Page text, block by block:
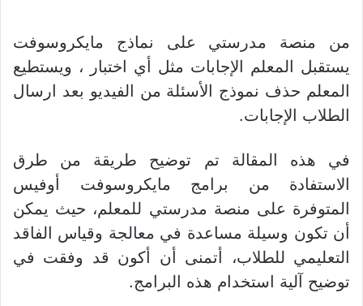
من منصة مدرستي على نماذج مايكروسوفت
يستقبل المعلم الإجابات مثل أي اختبار ، ويستطيع
المعلم حذف نموذج الأسئلة من الفيديو بعد ارسال
الطلاب الإجابات.
في هذه المقالة تم توضيح طريقة من طرق
الاستفادة من برامج مايكروسوفت أوفيس
المتوفرة على منصة مدرستي للمعلم، حيث يمكن
أن تكون وسيلة مساعدة في معالجة وقياس الفاقد
التعليمي للطلاب، أتمنى أن أكون قد وفقت في
توضيح آلية استخدام هذه البرامج.